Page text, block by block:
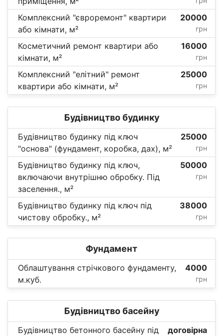
Комплексний "євроремонт" квартири
або кімнати, м²
20000
грн
Косметичний ремонт квартири або
кімнати, м²
16000
грн
Комплексний "елітний" ремонт
квартири або кімнати, м²
25000
грн
Будівництво будинку
Будівництво будинку під ключ
"основа" (фундамент, коробка, дах), м²
25000
грн
Будівництво будинку під ключ,
включаючи внутрішню обробку. Під
заселення., м²
50000
грн
Будівництво будинку під ключ під
чистову обробку., м²
38000
грн
Фундамент
Облаштування стрічкового фундаменту,
м.куб.
4000
грн
Будівництво басейну
Будівництво бетонного басейну під
договірна